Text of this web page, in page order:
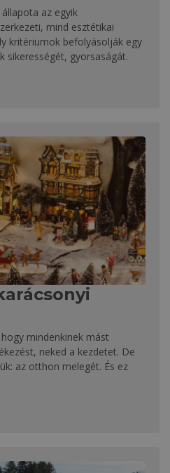
az egyik
mind esztétikai
kritériumok befolyásolják egy
sikerességét, gyorsaságát.
mindenkinek mást
neked a kezdetet. De
az otthon melegét. És ez